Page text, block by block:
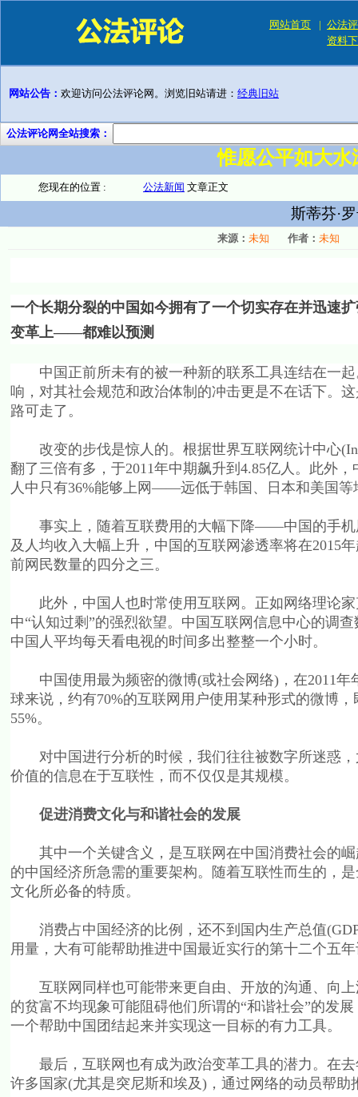
网站首页 | 公法
资料
网站公告： 欢迎访问公法评论网。浏览旧站请进： 经典旧站
公法评论网全站搜索：
惟愿公平如大
您现在的位置 : 公法新闻 文章正文
斯蒂芬·
来源： 未知 作者： 未知
一个长期分裂的中国如今拥有了一个切实存在并迅速
变革上——都难以预测
中国正前所未有的被一种新的联系工具连结在一起
响，对其社会规范和政治体制的冲击更是不在话下。
路可走了。
改变的步伐是惊人的。根据世界互联网统计中心
翻了三倍有多，于2011年中期飙升到4.85亿人。此外
人中只有36%能够上网——远低于韩国、日本和美国等
事实上，随着互联费用的大幅下降——中国的手机
及人均收入大幅上升，中国的互联网渗透率将在2015
前网民数量的四分之三。
此外，中国人也时常使用互联网。正如网络理论家
中“认知过剩”的强烈欲望。中国互联网信息中心的调
中国人平均每天看电视的时间多出整整一个小时。
中国使用最为频密的微博(或社会网络)，在2011年
球来说，约有70%的互联网用户使用某种形式的微博
55%。
对中国进行分析的时候，我们往往被数字所迷惑，
价值的信息在于互联性，而不仅仅是其规模。
促进消费文化与和谐社会的发展
其中一个关键含义，是互联网在中国消费社会的
的中国经济所急需的重要架构。随着互联性而生的
文化所必备的特质。
消费占中国经济的比例，还不到国内生产总值
用量，大有可能帮助推进中国最近实行的第十二个五
互联网同样也可能带来更自由、开放的沟通、向上
的贫富不均现象可能阻碍他们所谓的“和谐社会”的发
一个帮助中国团结起来并实现这一目标的有力工具。
最后，互联网也有成为政治变革工具的潜力。在去
许多国家(尤其是突尼斯和埃及)，通过网络的动员帮助